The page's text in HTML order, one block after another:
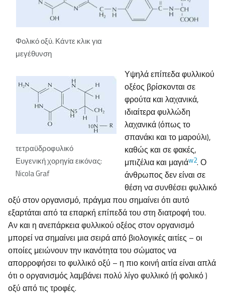
Φολικό οξύ. Κάντε κλικ για
μεγέθυνση
τετραϋδροφυλικό
Ευγενική χορηγία εικόνας:
Nicola Graf
Υψηλά επίπεδα φυλλικού
οξέος βρίσκονται σε
φρούτα και λαχανικά,
ιδιαίτερα φυλλώδη
λαχανικά (όπως το
σπανάκι και το μαρούλι),
καθώς και σε φακές,
μπιζέλια και μαγιάw2. Ο
άνθρωπος δεν είναι σε
θέση να συνθέσει φυλλικό
οξύ στον οργανισμό, πράγμα που σημαίνει ότι αυτό
εξαρτάται από τα επαρκή επίπεδά του στη διατροφή του.
Αν και η ανεπάρκεια φυλλικού οξέος στον οργανισμό
μπορεί να σημαίνει μια σειρά από βιολογικές αιτίες – οι
οποίες μειώνουν την ικανότητα του σώματος να
απορροφήσει το φυλλικό οξύ – η πιο κοινή αιτία είναι απλά
ότι ο οργανισμός λαμβάνει πολύ λίγο φυλλικό (ή φολικό )
οξύ από τις τροφές.